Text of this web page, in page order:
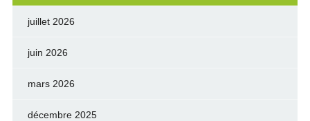
juillet 2026
juin 2026
mars 2026
décembre 2025